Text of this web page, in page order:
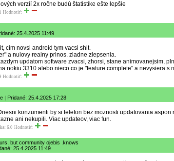
verzií 2x ročne budú štatistike ešte lepšie
Hodnotiť:
25.4.2025 11:49
cim novsi android tym vacsi shit.
a nulovy realny prinos. ziadne zlepsenia.
updatom software zvacsi, zhorsi, stane animovanejsim,
nokiu 3310 alebo nieco co je "feature complete" a nevysiera s
Hodnotiť:
| Pridané: 25.4.2025 17:28
konzumenti by si telefon bez moznosti updatovania aspon
ani nekupili. Viac updateov, viac fun.
6.0 Hodnotiť:
but community ojebis .knows
25.4.2025 11:49